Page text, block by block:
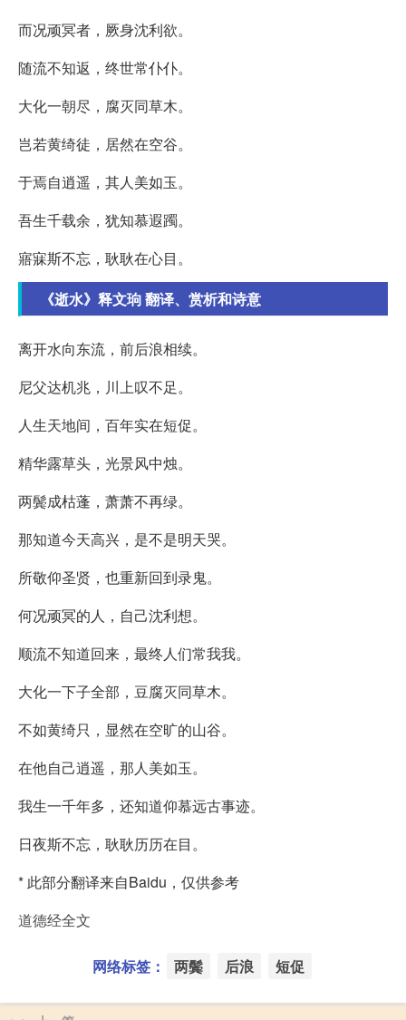
而况顽冥者，厥身沈利欲。
随流不知返，终世常仆仆。
大化一朝尽，腐灭同草木。
岂若黄绮徒，居然在空谷。
于焉自逍遥，其人美如玉。
吾生千载余，犹知慕遐躅。
寤寐斯不忘，耿耿在心目。
《逝水》释文珦 翻译、赏析和诗意
离开水向东流，前后浪相续。
尼父达机兆，川上叹不足。
人生天地间，百年实在短促。
精华露草头，光景风中烛。
两鬓成枯蓬，萧萧不再绿。
那知道今天高兴，是不是明天哭。
所敬仰圣贤，也重新回到录鬼。
何况顽冥的人，自己沈利想。
顺流不知道回来，最终人们常我我。
大化一下子全部，豆腐灭同草木。
不如黄绮只，显然在空旷的山谷。
在他自己逍遥，那人美如玉。
我生一千年多，还知道仰慕远古事迹。
日夜斯不忘，耿耿历历在目。
* 此部分翻译来自Baidu，仅供参考
道德经全文
网络标签： 两鬓 后浪 短促